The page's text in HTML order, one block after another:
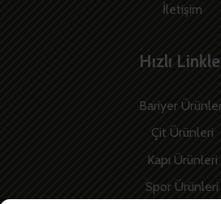
İletişim
Hızlı
Bariyer
Çit Ürünleri
Kapı Ürünleri
Spor Ürünleri